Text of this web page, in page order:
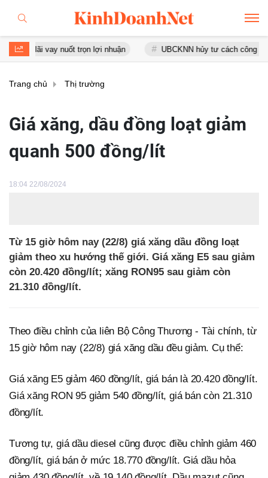
vay nuốt trọn lợi nhuận UBCKNN hủy tư cách công ty đại chúng
Trang chủ Thị trường
Giá xăng, dầu đồng loạt giảm
quanh 500 đồng/lít
18:04 22/08/2024
Từ 15 giờ hôm nay (22/8) giá xăng dầu đồng loạt
giảm theo xu hướng thế giới. Giá xăng E5 sau giảm
còn 20.420 đồng/lít; xăng RON95 sau giảm còn
21.310 đồng/lít.
Theo điều chỉnh của liên Bộ Công Thương - Tài chính, từ
15 giờ hôm nay (22/8) giá xăng dầu đều giảm. Cụ thể:
Giá xăng E5 giảm 460 đồng/lít, giá bán là 20.420 đồng/lít.
Giá xăng RON 95 giảm 540 đồng/lít, giá bán còn 21.310
đồng/lít.
Tương tự, giá dầu diesel cũng được điều chỉnh giảm 460
đồng/lít, giá bán ở mức 18.770 đồng/lít. Giá dầu hỏa